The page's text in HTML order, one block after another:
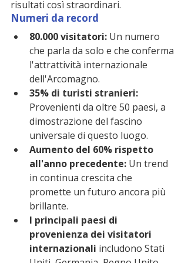
risultati così straordinari.
Numeri da record
80.000 visitatori: Un numero
che parla da solo e che conferma
l'attrattività internazionale
dell'Arcomagno.
35% di turisti stranieri:
Provenienti da oltre 50 paesi, a
dimostrazione del fascino
universale di questo luogo.
Aumento del 60% rispetto
all'anno precedente: Un trend
in continua crescita che
promette un futuro ancora più
brillante.
I principali paesi di
provenienza dei visitatori
internazionali includono Stati